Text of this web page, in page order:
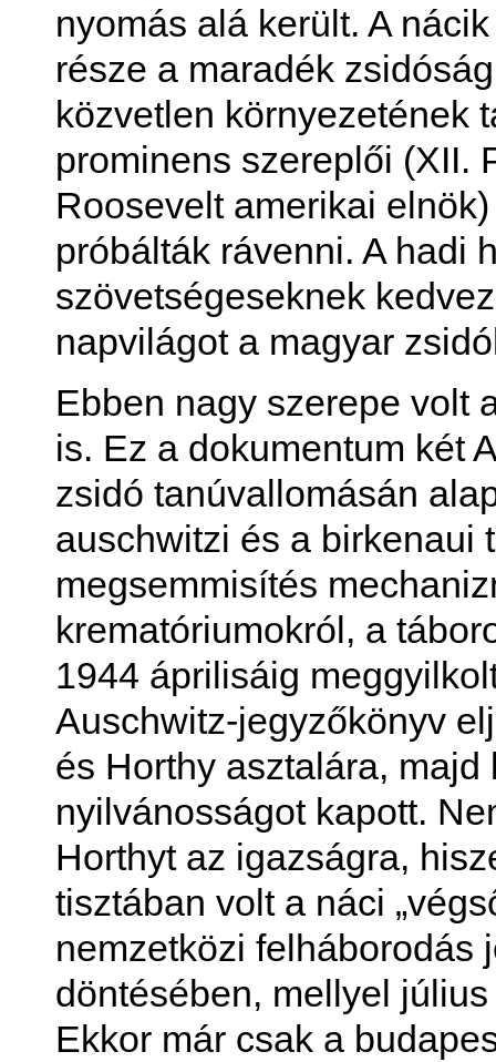
nyomás alá került. A
része a maradék
közvetlen környezetének
prominens szereplői (XII.
Roosevelt amerikai
próbálták rávenni. A hadi
szövetségeseknek
napvilágot a magyar
Ebben nagy szerepe volt
is. Ez a dokumentum két
zsidó tanúvallomásán
auschwitzi és a birkenaui
megsemmisítés
krematóriumokról, a
1944 áprilisáig
Auschwitz-jegyzőkönyv
és Horthy asztalára,
nyilvánosságot kapott.
Horthyt az igazságra,
tisztában volt a náci
nemzetközi felháborodás
döntésében, mellyel
Ekkor már csak a